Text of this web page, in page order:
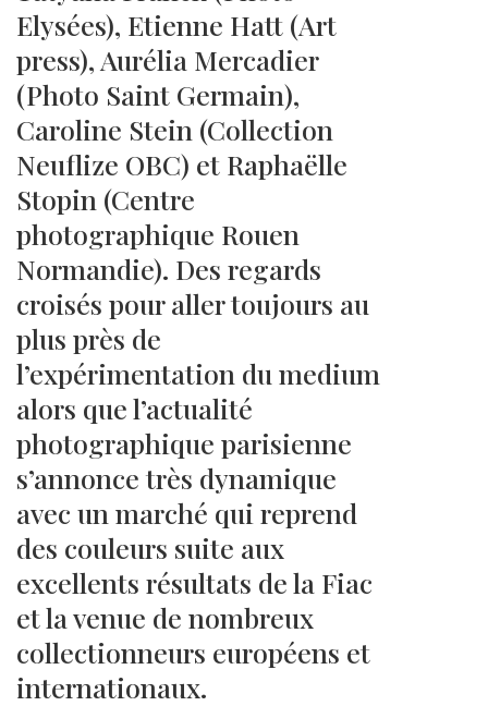
Elysées), Etienne Hatt (Art
press), Aurélia Mercadier
(Photo Saint Germain),
Caroline Stein (Collection
Neuflize OBC) et Raphaëlle
Stopin (Centre
photographique Rouen
Normandie). Des regards
croisés pour aller toujours au
plus près de
l’expérimentation du medium
alors que l’actualité
photographique parisienne
s’annonce très dynamique
avec un marché qui reprend
des couleurs suite aux
excellents résultats de la Fiac
et la venue de nombreux
collectionneurs européens et
internationaux.